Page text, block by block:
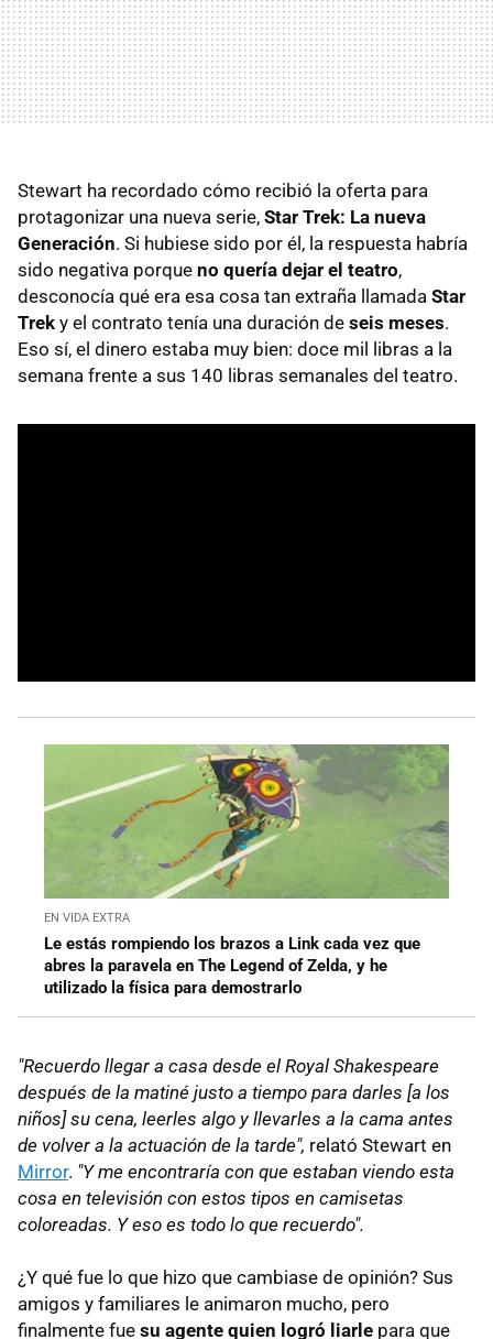
Stewart ha recordado cómo recibió la oferta para
protagonizar una nueva serie, Star Trek: La nueva
Generación. Si hubiese sido por él, la respuesta habría
sido negativa porque no quería dejar el teatro,
desconocía qué era esa cosa tan extraña llamada Star
Trek y el contrato tenía una duración de seis meses.
Eso sí, el dinero estaba muy bien: doce mil libras a la
semana frente a sus 140 libras semanales del teatro.
EN VIDA EXTRA
Le estás rompiendo los brazos a Link cada vez que
abres la paravela en The Legend of Zelda, y he
utilizado la física para demostrarlo
"Recuerdo llegar a casa desde el Royal Shakespeare
después de la matiné justo a tiempo para darles [a los
niños] su cena, leerles algo y llevarles a la cama antes
de volver a la actuación de la tarde", relató Stewart en
Mirror. "Y me encontraría con que estaban viendo esta
cosa en televisión con estos tipos en camisetas
coloreadas. Y eso es todo lo que recuerdo".
¿Y qué fue lo que hizo que cambiase de opinión? Sus
amigos y familiares le animaron mucho, pero
finalmente fue su agente quien logró liarle para que